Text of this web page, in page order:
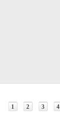
1 2 3 4